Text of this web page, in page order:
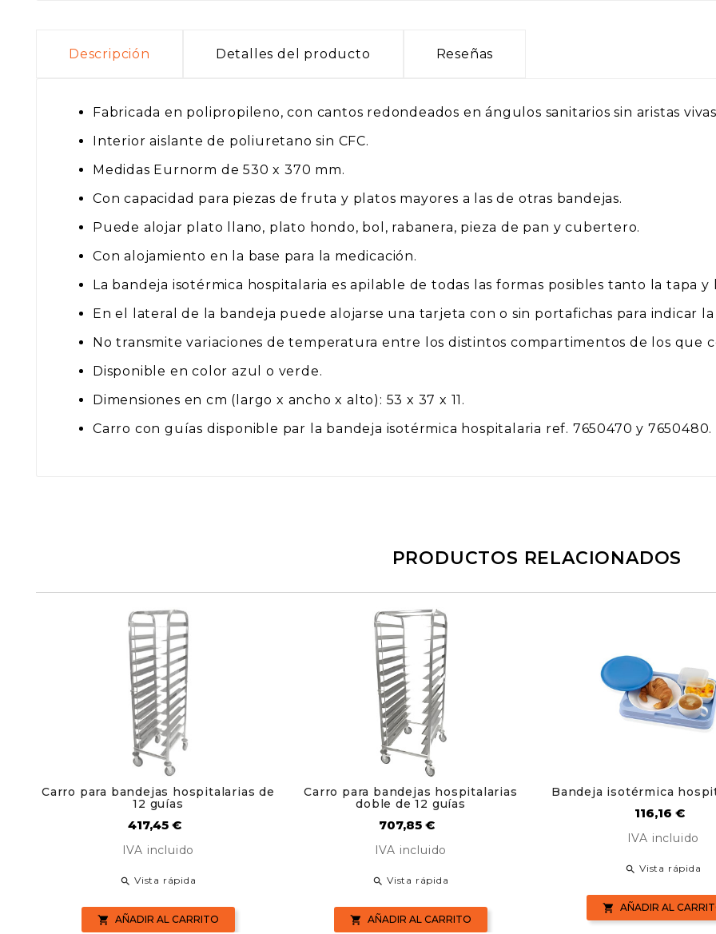
Descripción Detalles del producto Reseñas
Fabricada en polipropileno, con cantos redondeados en ángulos sanitarios sin aristas
Interior aislante de poliuretano sin CFC.
Medidas Eurnorm de 530 x 370 mm.
Con capacidad para piezas de fruta y platos mayores a las de otras bandejas.
Puede alojar plato llano, plato hondo, bol, rabanera, pieza de pan y cubertero.
Con alojamiento en la base para la medicación.
La bandeja isotérmica hospitalaria es apilable de todas las formas posibles tanto la tapa y
En el lateral de la bandeja puede alojarse una tarjeta con o sin portafichas para indicar
No transmite variaciones de temperatura entre los distintos compartimentos de los que
Disponible en color azul o verde.
Dimensiones en cm (largo x ancho x alto): 53 x 37 x 11.
Carro con guías disponible par la bandeja isotérmica hospitalaria ref. 7650470 y 7650480.
PRODUCTOS RELACIONADOS
Carro para bandejas hospitalarias de
12 guías
Precio
417,45 €
IVA incluido
 Vista rápida
 AÑADIR AL CARRITO
Carro para bandejas hospitalarias
doble de 12 guías
Precio
707,85 €
IVA incluido
 Vista rápida
 AÑADIR AL CARRITO
Bandeja isotérmica
Precio
116,16 €
IVA incluido
 Vista rápida
 AÑADIR AL